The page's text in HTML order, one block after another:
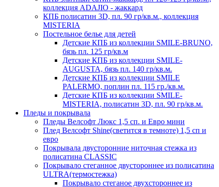
коллекция ADAJIO - жаккард
КПБ полисатин 3D, пл. 90 гр/кв.м., коллекция
MISTERIA
Постельное белье для детей
Детские КПБ из коллекции SMILE-BRUNO,
бязь пл. 125 гр/кв.м
Детские КПБ из коллекции SMILE-
AUGUSTA, бязь пл. 140 гр/кв.м.
Детские КПБ из коллекции SMILE
PALERMO, поплин пл. 115 гр./кв.м.
Детские КПБ из коллекции SMILE-
MISTERIA, полисатин 3D, пл. 90 гр/кв.м.
Пледы и покрывала
Пледы Велсофт Люкс 1,5 сп. и Евро мини
Плед Велсофт Shine(светится в темноте) 1,5 сп и
евро
Покрывала двусторонние ниточная стежка из
полисатина CLASSIC
Покрывало стеганное двустороннее из полисатина
ULTRA(термостежка)
Покрывало стеганое двухстороннее из